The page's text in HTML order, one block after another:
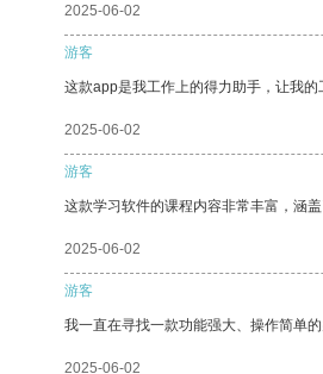
2025-06-02
游客
这款app是我工作上的得力助手，让我的
2025-06-02
游客
这款学习软件的课程内容非常丰富，涵
2025-06-02
游客
我一直在寻找一款功能强大、操作简单
2025-06-02